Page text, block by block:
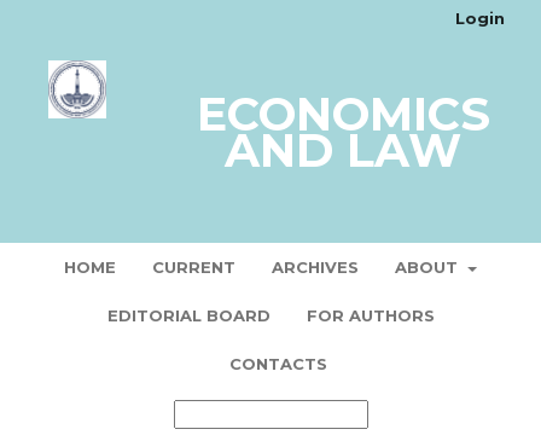
ECONOMICS
AND LAW
HOME CURRENT ARCHIVES ABOUT
EDITORIAL BOARD FOR AUTHORS
CONTACTS
Login